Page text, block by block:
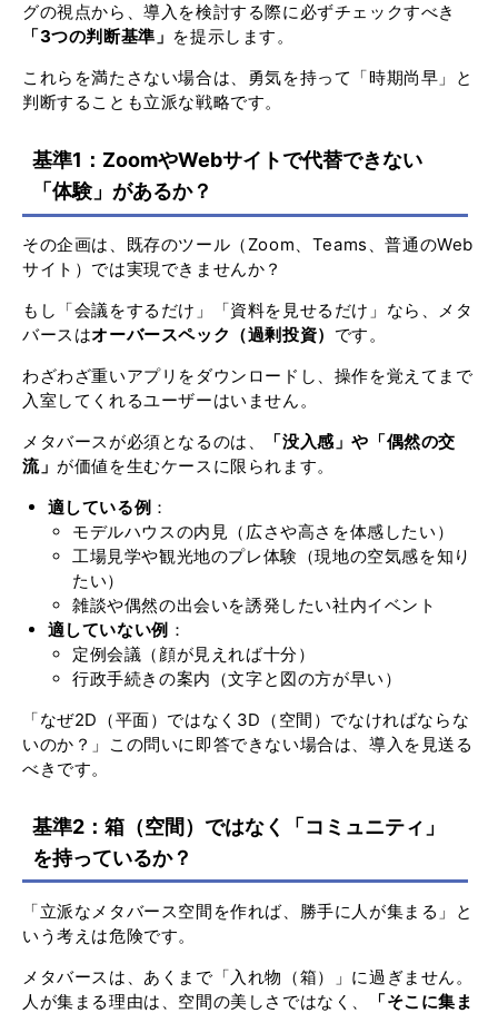
グの視点から、導入を検討する際に必ずチェックすべき
「3つの判断基準」 を提示します。
これらを満たさない場合は、勇気を持って「時期尚早」と
判断することも立派な戦略です。
基準1：ZoomやWebサイトで代替できない
「体験」があるか？
その企画は、既存のツール（Zoom、Teams、普通のWeb
サイト）では実現できませんか？
もし「会議をするだけ」「資料を見せるだけ」なら、メタ
バースはオーバースペック（過剰投資） です。
わざわざ重いアプリをダウンロードし、操作を覚えてまで
入室してくれるユーザーはいません。
メタバースが必須となるのは、
「没入感」や「偶然の交
流」 が価値を生むケースに限られます。
適している例 ：
モデルハウスの内見（広さや高さを体感したい）
工場見学や観光地のプレ体験（現地の空気感を知り
たい）
雑談や偶然の出会いを誘発したい社内イベント
適していない例 ：
定例会議（顔が見えれば十分）
行政手続きの案内（文字と図の方が早い）
「なぜ2D（平面）ではなく3D（空間）でなければならな
いのか？」この問いに即答できない場合は、導入を見送る
べきです。
基準2：箱（空間）ではなく「コミュニティ」
を持っているか？
「立派なメタバース空間を作れば、勝手に人が集まる」と
いう考えは危険です。
メタバースは、あくまで「入れ物（箱）」に過ぎません。
人が集まる理由は、空間の美しさではなく、
「そこに集ま